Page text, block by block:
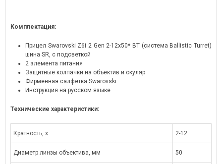
Комплектация:
Прицел Swarovski Z6i 2 Gen 2-12x50* BT (система Ballistic Turret)
шина SR, с подсветкой
2 элемента питания
Защитные колпачки на объектив и окуляр
Фирменная салфетка Swarovski
Инструкция на русском языке
Технические характеристики:
Кратность, x 2-12
Диаметр линзы объектива, мм 50